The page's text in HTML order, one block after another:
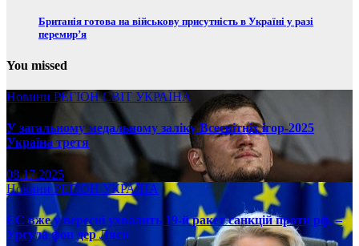
Британія готова на військову присутність в Україні у разі
перемир’я
You missed
Новини РЕГІОНСВІТ УКРАЇНА
У загальному медальному заліку Всесвітніх ігор-2025
Україна третя
08.17.2025
НовиниРЕГІОН УКРАЇНА
ЄС вже у вересні ухвалить 19-й ракет санкцій проти рф, –
Урсула фон дер Ляєн